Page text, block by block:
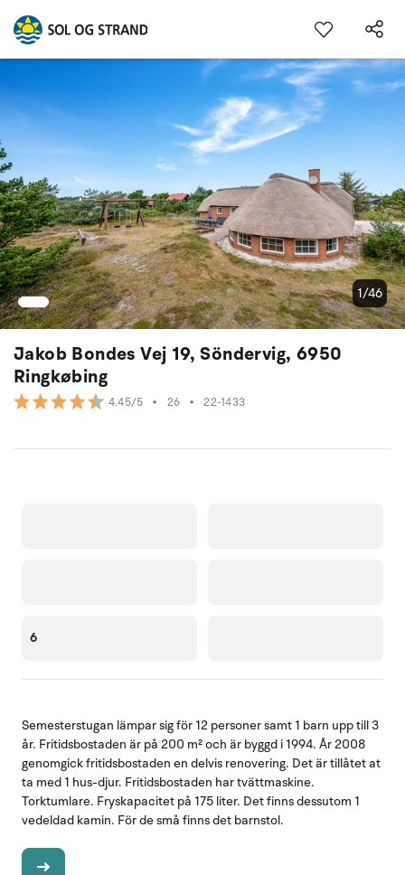
Jakob Bondes Vej 19, Söndervig, 6950
Ringkøbing
4.45/5 • 26 • 22-1433
1/46
6
Semesterstugan lämpar sig för 12 personer samt 1 barn upp till 3
år. Fritidsbostaden är på 200 m² och är byggd i 1994. År 2008
genomgick fritidsbostaden en delvis renovering. Det är tillåtet at
ta med 1 hus-djur. Fritidsbostaden har tvättmaskine.
Torktumlare. Fryskapacitet på 175 liter. Det finns dessutom 1
vedeldad kamin. För de små finns det barnstol.